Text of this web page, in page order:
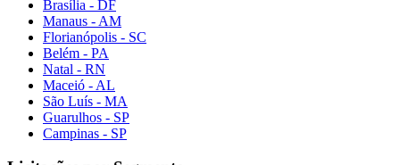
Brasília - DF
Manaus - AM
Florianópolis - SC
Belém - PA
Natal - RN
Maceió - AL
São Luís - MA
Guarulhos - SP
Campinas - SP